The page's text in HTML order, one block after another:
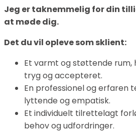
Jeg er taknemmelig for din
at møde dig.
Det du vil opleve som sklient:
Et varmt og støttende rum,
tryg og accepteret.
En professionel og erfaren
lyttende og empatisk.
Et individuelt tilrettelagt
behov og udfordringer.